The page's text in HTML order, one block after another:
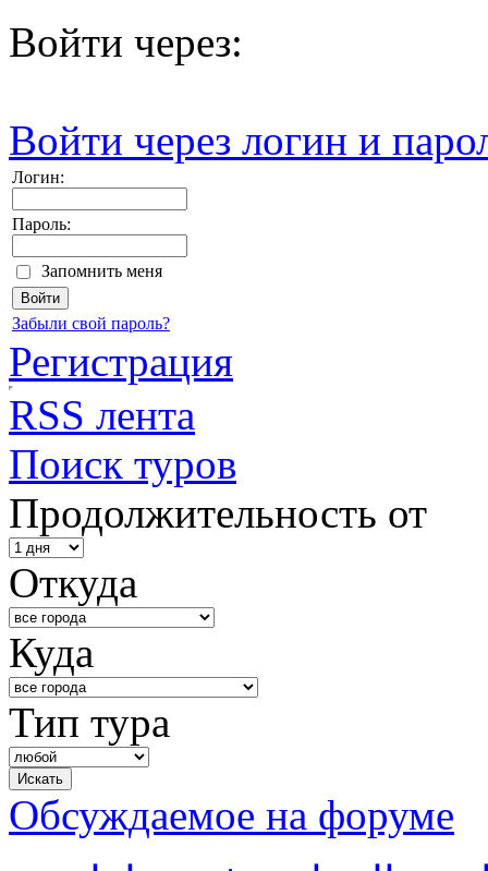
Войти через:
Войти через логин и
Логин:
Пароль:
Запомнить меня
Забыли свой пароль?
Регистрация
RSS лента
Поиск туров
Продолжительность от
Откуда
Куда
Тип тура
Обсуждаемое на форуме